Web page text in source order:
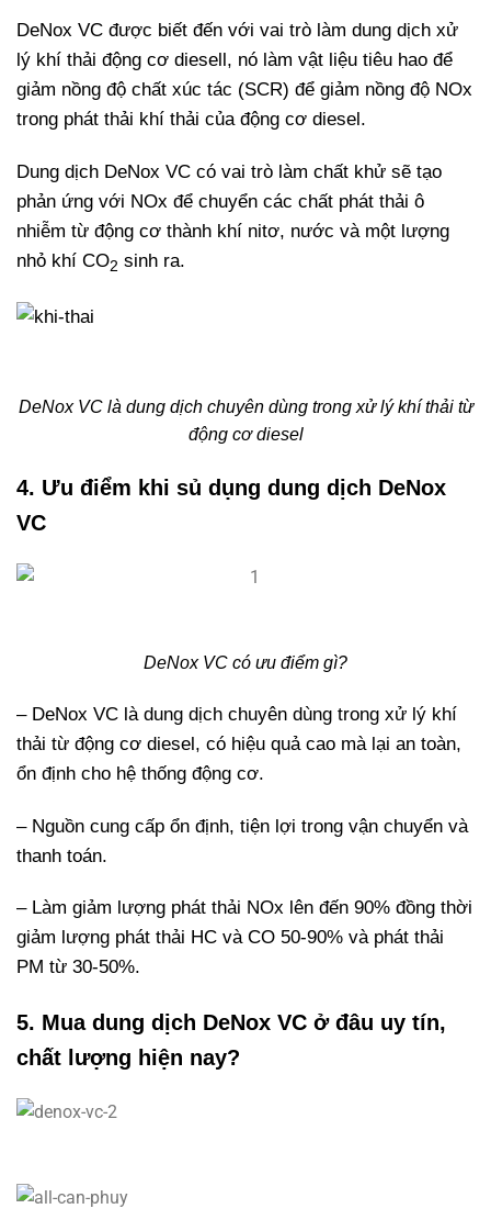
DeNox VC được biết đến với vai trò làm dung dịch xử
lý khí thải động cơ diesell, nó làm vật liệu tiêu hao để
giảm nồng độ chất xúc tác (SCR) để giảm nồng độ NOx
trong phát thải khí thải của động cơ diesel.
Dung dịch DeNox VC có vai trò làm chất khử sẽ tạo
phản ứng với NOx để chuyển các chất phát thải ô
nhiễm từ động cơ thành khí nitơ, nước và một lượng
nhỏ khí CO2 sinh ra.
DeNox VC là dung dịch chuyên dùng trong xử lý khí thải từ
động cơ diesel
4. Ưu điểm khi sủ dụng dung dịch DeNox
VC
DeNox VC có ưu điểm gì?
– DeNox VC là dung dịch chuyên dùng trong xử lý khí
thải từ động cơ diesel, có hiệu quả cao mà lại an toàn,
ổn định cho hệ thống động cơ.
– Nguồn cung cấp ổn định, tiện lợi trong vận chuyển và
thanh toán.
– Làm giảm lượng phát thải NOx lên đến 90% đồng thời
giảm lượng phát thải HC và CO 50-90% và phát thải
PM từ 30-50%.
5. Mua dung dịch DeNox VC ở đâu uy tín,
chất lượng hiện nay?